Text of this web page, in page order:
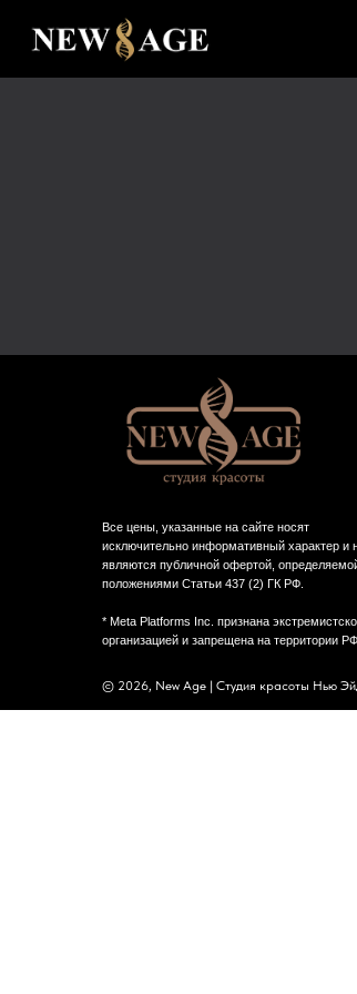
Все цены, указанные на сайте носят
исключительно информативный характер и
являются публичной офертой,
положениями Статьи 437 (2) ГК РФ.
* Meta Platforms Inc. признана
организацией и запрещена на территории РФ
© 2026, New Age | Студия красоты Нью